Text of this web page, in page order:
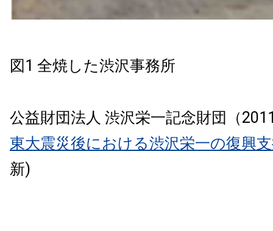
図1 全焼した渋沢事務所
公益財団法人 渋沢栄一記念財団（
東大震災後における渋沢栄一の復興
新)